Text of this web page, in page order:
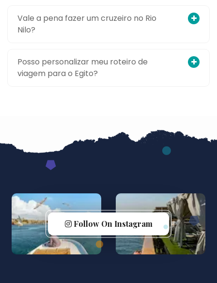
Vale a pena fazer um cruzeiro no Rio
Nilo?
Posso personalizar meu roteiro de
viagem para o Egito?
Follow On Instagram